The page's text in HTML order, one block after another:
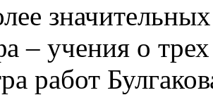
– учения о
работ